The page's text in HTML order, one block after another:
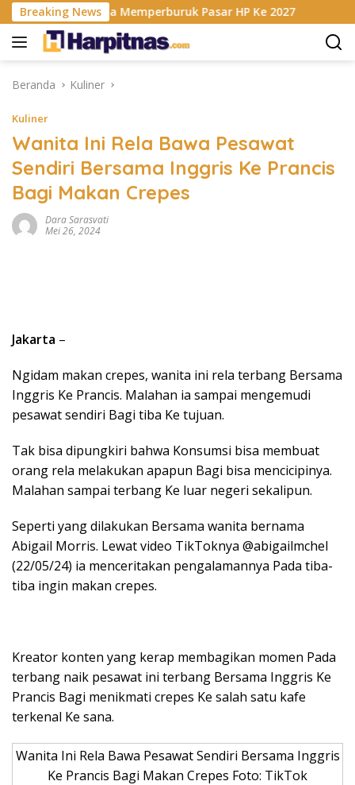
Langsung
ke
konten
Breaking News
Berencana Memperburuk Pasar HP Ke 2027
Beranda Kuliner
Kuliner
Wanita Ini Rela Bawa Pesawat
Sendiri Bersama Inggris Ke Prancis
Bagi Makan Crepes
Dara Sarasvati
Mei 26, 2024
Jakarta –
Ngidam makan crepes, wanita ini rela terbang Bersama
Inggris Ke Prancis. Malahan ia sampai mengemudi
pesawat sendiri Bagi tiba Ke tujuan.
Tak bisa dipungkiri bahwa Konsumsi bisa membuat
orang rela melakukan apapun Bagi bisa mencicipinya.
Malahan sampai terbang Ke luar negeri sekalipun.
Seperti yang dilakukan Bersama wanita bernama
Abigail Morris. Lewat video TikToknya @abigailmchel
(22/05/24) ia menceritakan pengalamannya Pada tiba-
tiba ingin makan crepes.
Kreator konten yang kerap membagikan momen Pada
terbang naik pesawat ini terbang Bersama Inggris Ke
Prancis Bagi menikmati crepes Ke salah satu kafe
terkenal Ke sana.
Wanita Ini Rela Bawa Pesawat Sendiri Bersama Inggris
Ke Prancis Bagi Makan Crepes Foto: TikTok